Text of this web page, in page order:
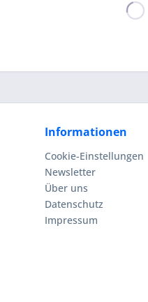
Informationen
Cookie-Einstellungen
Newsletter
Über uns
Datenschutz
Impressum